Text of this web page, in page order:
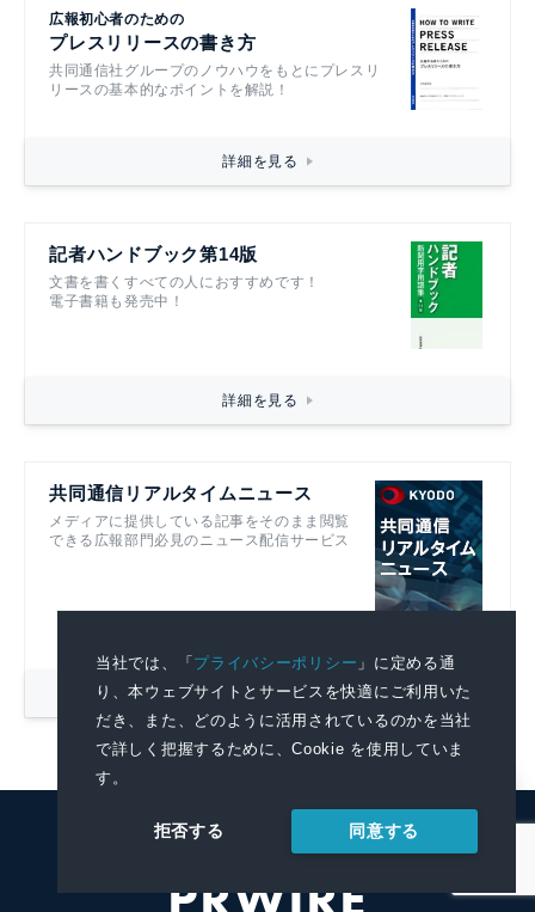
当社では、「プライバシーポリシー 」に定める通
り、本ウェブサイトとサービスを快適にご利用いた
だき、また、どのように活用されているのかを当社
で詳しく把握するために、Cookie を使用していま
す。
拒否する 同意する
広報初心者のための
プレスリリースの書き方
共同通信社グループのノウハウをもとにプレスリ
リースの基本的なポイントを解説！
詳細を見る
記者ハンドブック第14版
文書を書くすべての人におすすめです！
電子書籍も発売中！
詳細を見る
共同通信リアルタイムニュース
メディアに提供している記事をそのまま閲覧
できる広報部門必見のニュース配信サービス
詳細を見る
KYODO NEWS